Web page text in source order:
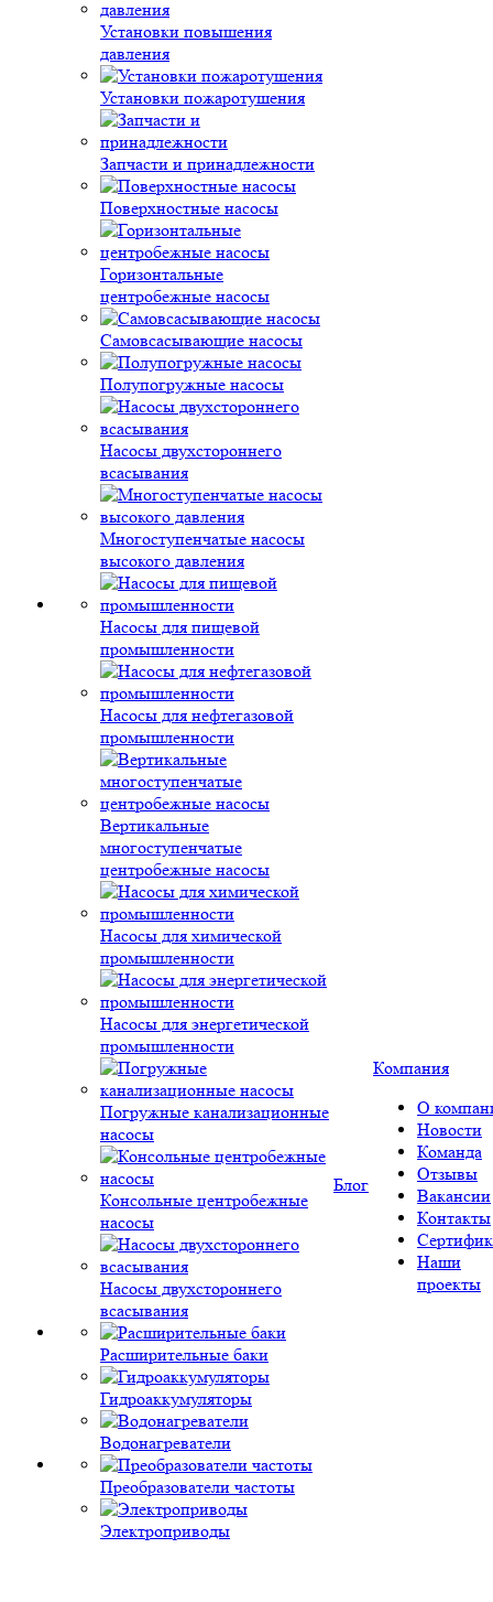
Установки повышения
давления
Установки пожаротушения
Запчасти и принадлежности
Поверхностные насосы
Горизонтальные
центробежные насосы
Самовсасывающие насосы
Полупогружные насосы
Насосы двухстороннего
всасывания
Многоступенчатые насосы
высокого давления
Насосы для пищевой
промышленности
Насосы для нефтегазовой
промышленности
Вертикальные
многоступенчатые
центробежные насосы
Насосы для химической
промышленности
Насосы для энергетической
промышленности
Погружные канализационные
насосы
Консольные центробежные
насосы
Насосы двухстороннего
всасывания
Расширительные баки
Гидроаккумуляторы
Водонагреватели
Преобразователи частоты
Электроприводы
Блог
Компания
О
Новости
Команда
Отзывы
Вакансии
Контакты
Наши
проекты